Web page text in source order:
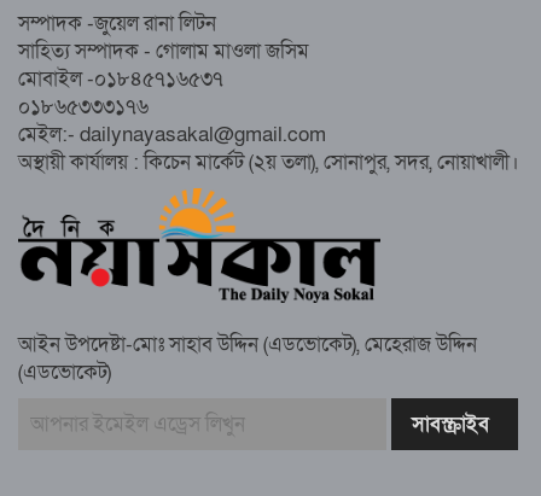
নোয়াখালীতে ইসলামী মহাসমাবেশের প্রস্তুতি
সম্পন্ন, অংশ নেবেন লক্ষাধিক মানুষ
নোয়াখালীতে ইসলামী ছাত্রশিবিরের ‘অদম্য
জুলাই’ মিছিল
সুবর্ণচরে মায়ের অভিযোগে সাবেক ভাইস
চেয়ারম্যান গ্রেপ্তার
স্মরণ সভায় মিলাদ ও দোয়া
সম্পাদক -জুয়েল রানা লিটন
সাহিত্য সম্পাদক - গোলাম মাওলা জসিম
মোবাইল -০১৮৪৫৭১৬৫৩৭
০১৮৬৫৩৩৩১৭৬
মেইল:- dailynayasakal@gmail.com
অস্থায়ী কার্যালয় : কিচেন মার্কেট (২য় তলা), সোনাপুর, সদর, নোয়াখালী।
আইন উপদেষ্টা-মোঃ সাহাব উদ্দিন (এডভোকেট), মেহেরাজ উদ্দিন
(এডভোকেট)